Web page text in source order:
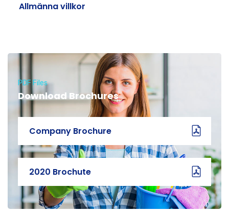
Allmänna villkor
PDF Files
Download Brochures
Company Brochure
2020 Brochute